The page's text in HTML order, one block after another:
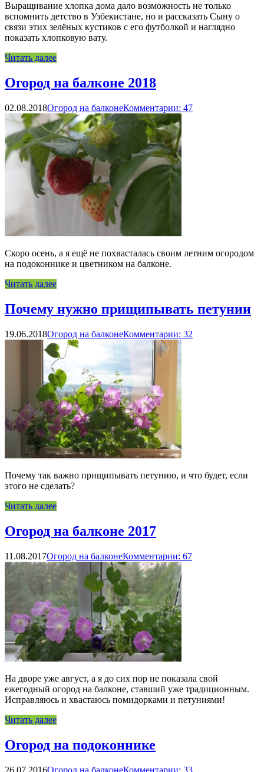
Выращивание хлопка дома дало возможность не только
вспомнить детство в Узбекистане, но и рассказать Сыну о
связи этих зелёных кустиков с его футболкой и наглядно
показать хлопковую вату.
Читать далее
Огород на балконе 2018
02.08.2018Огород на балконеКомментарии: 47
Скоро осень, а я ещё не похвасталась своим летним огородом
на подоконнике и цветником на балконе.
Читать далее
Почему нужно прищипывать петунии
19.06.2018Огород на балконеКомментарии: 32
Почему так важно прищипывать петунию, и что будет, если
этого не сделать?
Читать далее
Огород на балконе 2017
11.08.2017Огород на балконеКомментарии: 67
На дворе уже август, а я до сих пор не показала свой
ежегодный огород на балконе, ставший уже традиционным.
Исправляюсь и хвастаюсь помидорками и петуниями!
Читать далее
Огород на подоконнике
26.07.2016Огород на балконеКомментарии: 33